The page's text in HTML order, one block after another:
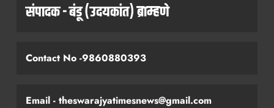
संपादक - बंडू (उदयकांत) ब्राम्हणे
Contact No -9860880393
Email - theswarajyatimesnews@gmail.com